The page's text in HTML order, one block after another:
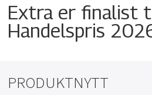
Extra er finalist
Handelspris
PRODUKTNYTT